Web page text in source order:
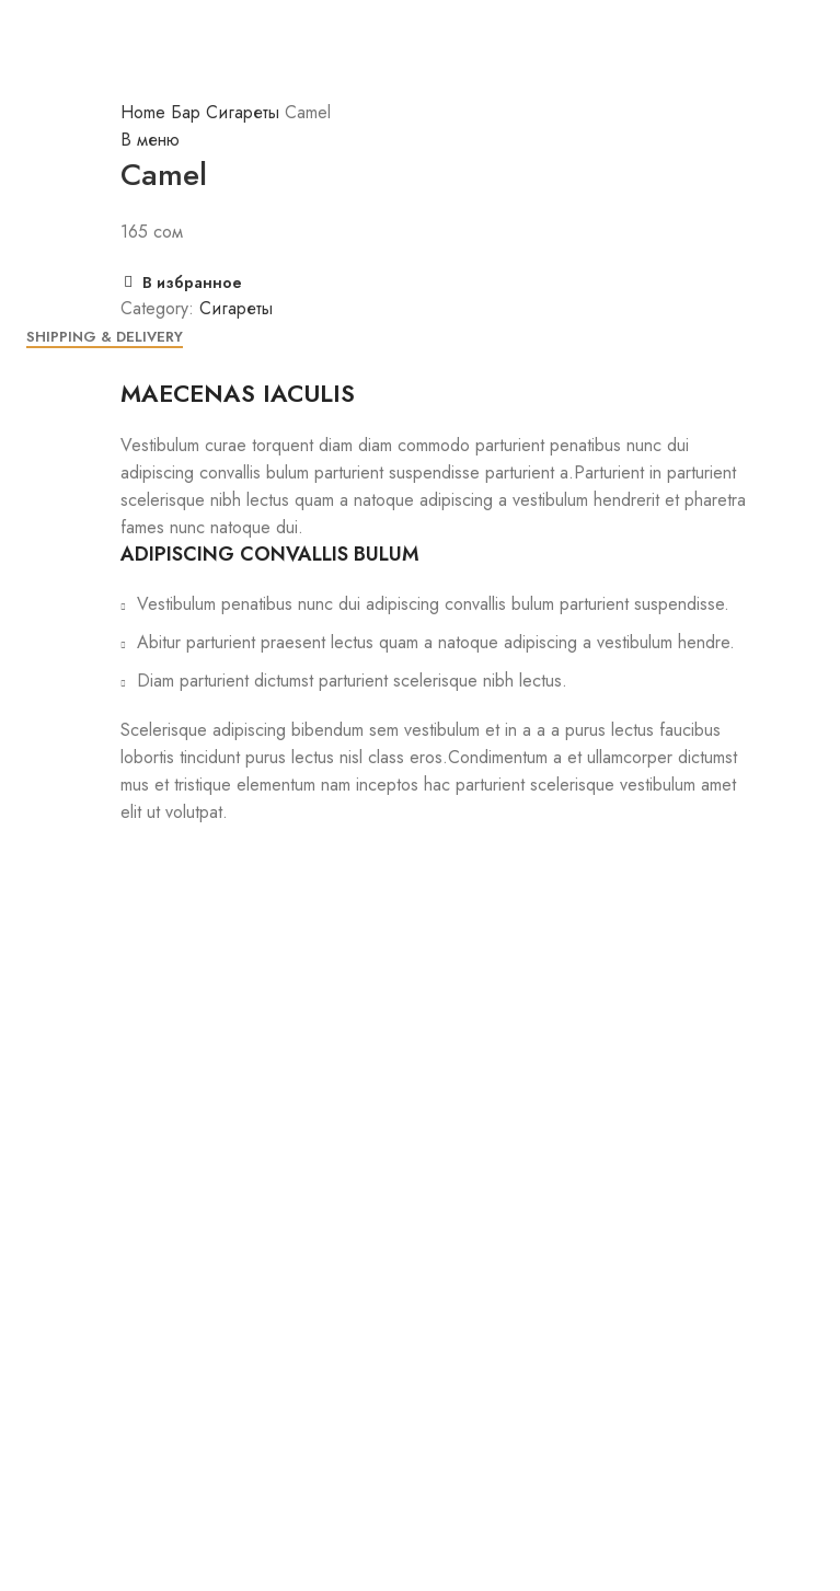
Home Бар Сигареты Camel
В меню
Camel
165 сом
В избранное
Category: Сигареты
SHIPPING & DELIVERY
MAECENAS IACULIS
Vestibulum curae torquent diam diam commodo parturient penatibus nunc dui
adipiscing convallis bulum parturient suspendisse parturient a.Parturient in parturient
scelerisque nibh lectus quam a natoque adipiscing a vestibulum hendrerit et pharetra
fames nunc natoque dui.
ADIPISCING CONVALLIS BULUM
Vestibulum penatibus nunc dui adipiscing convallis bulum parturient suspendisse.
Abitur parturient praesent lectus quam a natoque adipiscing a vestibulum hendre.
Diam parturient dictumst parturient scelerisque nibh lectus.
Scelerisque adipiscing bibendum sem vestibulum et in a a a purus lectus faucibus
lobortis tincidunt purus lectus nisl class eros.Condimentum a et ullamcorper dictumst
mus et tristique elementum nam inceptos hac parturient scelerisque vestibulum amet
elit ut volutpat.